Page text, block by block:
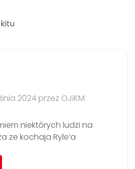
2024 przez OJiKM
niektórych ludzi na
ze kochaja Ryle’a